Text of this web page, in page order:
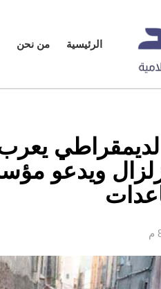
الرئيسية من نحن
ويدعو